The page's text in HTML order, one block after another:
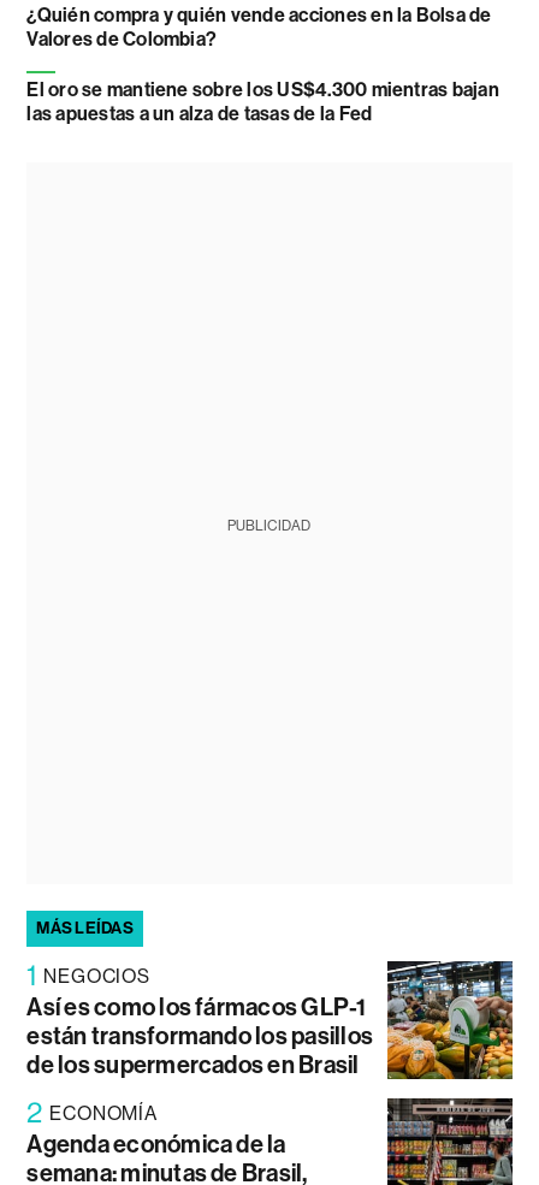
¿Quién compra y quién vende acciones en la Bolsa de
Valores de Colombia?
El oro se mantiene sobre los US$4.300 mientras bajan
las apuestas a un alza de tasas de la Fed
PUBLICIDAD
MÁS LEÍDAS
1 NEGOCIOS
Así es como los fármacos GLP-1
están transformando los pasillos
de los supermercados en Brasil
2 ECONOMÍA
Agenda económica de la
semana: minutas de Brasil,